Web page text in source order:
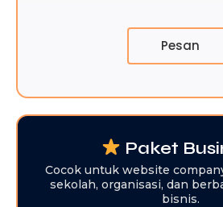
Pesan
Paket
Cocok untuk website
sekolah, organisasi, dan
bisnis.